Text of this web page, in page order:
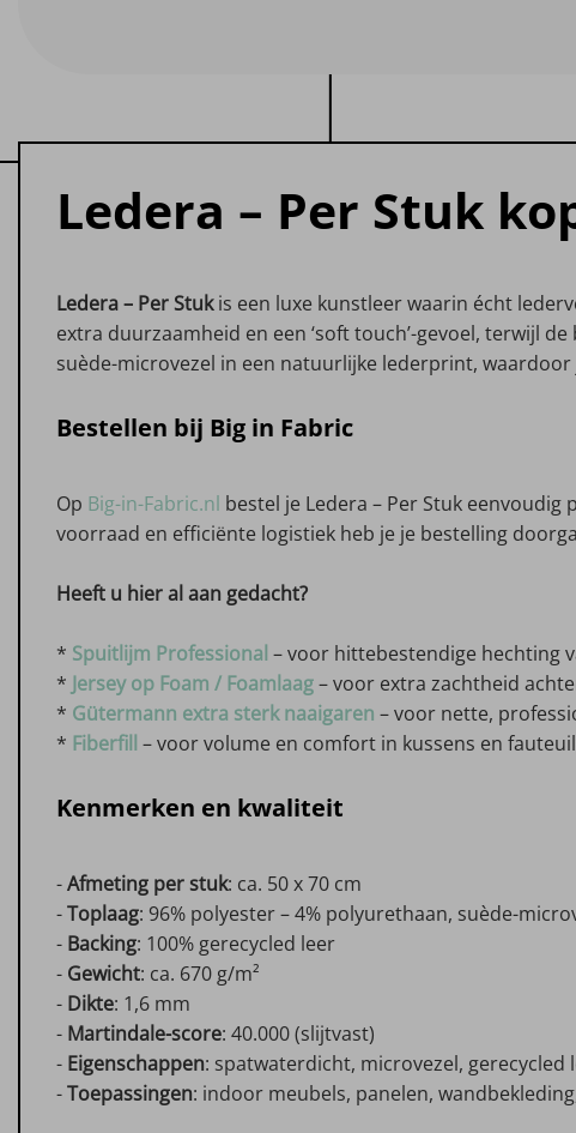
Ledera – Per Stuk
Ledera – Per Stukis een luxe kunstleer waarin écht
extra duurzaamheid en een ‘soft touch’-gevoel, terwijl
suède-microvezel in een natuurlijke lederprint,
Bestellen bij Big in Fabric
Op Big-in-Fabric.nl bestel je Ledera – Per Stuk
voorraad en efficiënte logistiek heb je je bestelling
Heeft u hier al aan gedacht?
* Spuitlijm Professional – voor hittebestendige hechting
* Jersey op Foam / Foamlaag– voor extra zachtheid
* Gütermann extra sterk naaigaren – voor nette,
* Fiberfill – voor volume en comfort in kussens en
Kenmerken en kwaliteit
-Afmeting per stuk: ca. 50 x 70 cm
-Toplaag: 96% polyester – 4% polyurethaan, suède-
- Backing: 100% gerecycled leer
- Gewicht: ca. 670 g/m²
- Dikte: 1,6 mm
- Martindale-score: 40.000 (slijtvast)
- Eigenschappen: spatwaterdicht, microvezel,
-Toepassingen: indoor meubels, panelen,